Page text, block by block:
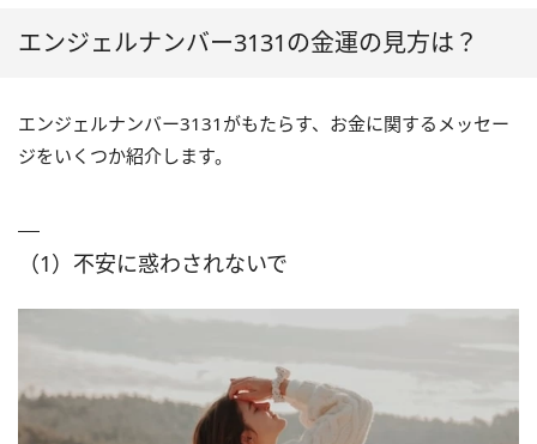
エンジェルナンバー3131の金運の見方は？
エンジェルナンバー3131がもたらす、お金に関するメッセー
ジをいくつか紹介します。
（1）不安に惑わされないで